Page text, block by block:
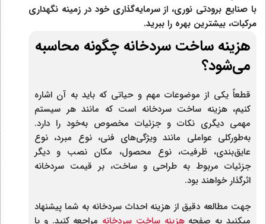
با صنایع برودتی نوری، از سرمایه‌گذاری خود در زمینه نگهداری
مرکبات، بیشترین بهره را ببرید.
هزینه ساخت سردخانه چگونه محاسبه
می‌شود؟
قطعاً یکی از موضوعات مهم و حیاتی که باید به آن اشاره
کنیم، هزینه ساخت سردخانه است که مانند هر سیستم
مهمی دیگری نکات و جزئیات مخصوص به‌خود را دارد.
به‌طورکلی عواملی مانند ویژگی‌های فنی، نوع مبرد، نوع
عایق‌بندی، ظرفیت، نوع محصول، مکان نصب و دیگر
جزئیات مربوط به طراحی و ساخت، بر قیمت سردخانه
اثرگذار خواهند بود.
جهت مطالعه دقیق از هزینه احداث سردخانه به شما پیشنهاد
میکنید به صفحههزینه ساخت سردخانه مراجعه کنید. و یا